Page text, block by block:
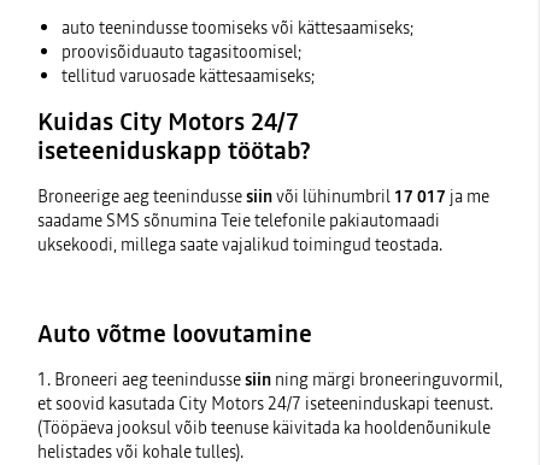
auto teenindusse toomiseks või kättesaamiseks;
proovisõiduauto tagasitoomisel;
tellitud varuosade kättesaamiseks;
Kuidas City Motors 24/7
iseteeniduskapp töötab?
Broneerige aeg teenindussesiinvõi lühinumbril 17 017 ja me
saadame SMS sõnumina Teie telefonile pakiautomaadi
uksekoodi, millega saate vajalikud toimingud teostada.
Auto võtme loovutamine
1. Broneeri aeg teenindussesiin ning märgi broneeringuvormil,
et soovid kasutada City Motors 24/7 iseteeninduskapi teenust.
(Tööpäeva jooksul võib teenuse käivitada ka hooldenõunikule
helistades või kohale tulles).